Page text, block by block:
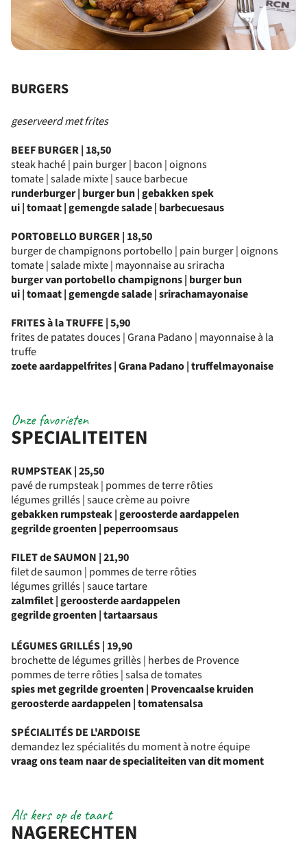
BURGERS
geserveerd met frites
BEEF BURGER | 18,50
steak haché | pain burger | bacon | oignons
tomate | salade mixte | sauce barbecue
runderburger | burger bun | gebakkenspek
ui | tomaat | gemengde salade | barbecuesaus
PORTOBELLO BURGER | 18,50
burger de champignons portobello | pain burger | oignons
tomate | salade mixte | mayonnaise au sriracha
burger van portobello champignons | burger bun
ui | tomaat | gemengde salade | srirachamayonaise
FRITES à la TRUFFE | 5,90
frites de patates douces | Grana Padano | mayonnaise à la
truffe
zoete aardappelfrites | Grana Padano | truffelmayonaise
SPECIALITEITEN
Onze favorieten
RUMPSTEAK | 25,50
pavé de rumpsteak | pommes de terre rôties
légumes grillés | sauce crème au poivre
gebakken rumpsteak | geroosterde aardappelen
gegrilde groenten | peperroomsaus
FILET de SAUMON | 21,90
filet de saumon | pommes de terre rôties
légumes grillés | sauce tartare
zalmfilet | geroosterde aardappelen
gegrilde groenten | tartaarsaus
LÉGUMES GRILLÉS | 19,90
brochette de légumes grillès | herbes de Provence
pommes de terre rôties | salsa de tomates
spies met gegrilde groenten | Provencaalse kruiden
geroosterde aardappelen | tomatensalsa
SPÉCIALITÉS DE L'ARDOISE
demandez lez spécialités du moment à notre équipe
vraag ons team naar de specialiteiten van dit moment
NAGERECHTEN
Als kers op de taart